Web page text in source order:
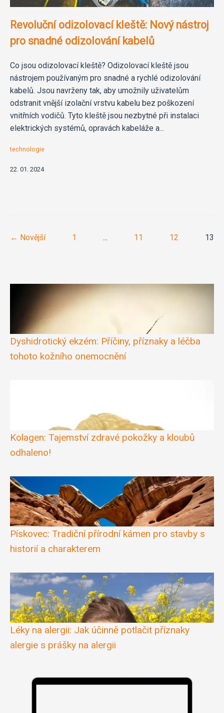
Revoluční odizolovací kleště: Nový nástroj
pro snadné odizolování kabelů
Co jsou odizolovací kleště? Odizolovací kleště jsou
nástrojem používaným pro snadné a rychlé odizolování
kabelů. Jsou navrženy tak, aby umožnily uživatelům
odstranit vnější izolační vrstvu kabelu bez poškození
vnitřních vodičů. Tyto kleště jsou nezbytné při instalaci
elektrických systémů, opravách kabeláže a...
technologie
22. 01. 2024
← Novější 1 ... 11 12 13
Dyshidrotický ekzém: Příčiny, příznaky a léčba
tohoto kožního onemocnění
Kolagen: Tajemství zdravé pokožky a kloubů
odhaleno!
Pískovec: Tradiční přírodní kámen pro stavby s
historií a charakterem
Léky na alergii: Jak účinně potlačit příznaky
alergie s prášky na alergii